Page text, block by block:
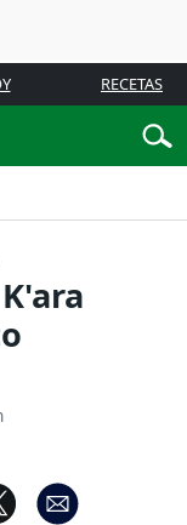
RECETAS